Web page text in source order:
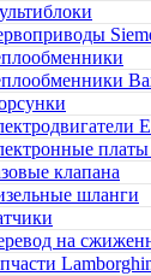
клапана
шланги
на